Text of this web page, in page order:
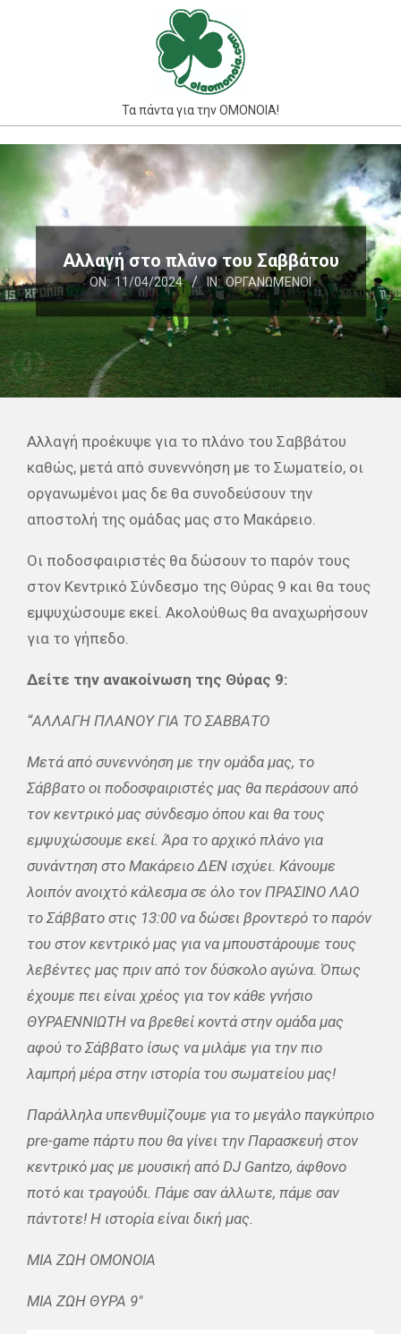
Τα πάντα για την ΟΜΟΝΟΙΑ!
Navigation
Menu
Αλλαγή στο πλάνο του Σαββάτου
ON: 11/04/2024 IN: ΟΡΓΑΝΩΜΈΝΟΙ
Αλλαγή προέκυψε για το πλάνο του Σαββάτου
καθώς, μετά από συνεννόηση με το Σωματείο, οι
οργανωμένοι μας δε θα συνοδεύσουν την
αποστολή της ομάδας μας στο Μακάρειο.
Οι ποδοσφαιριστές θα δώσουν το παρόν τους
στον Κεντρικό Σύνδεσμο της Θύρας 9 και θα τους
εμψυχώσουμε εκεί. Ακολούθως θα αναχωρήσουν
για το γήπεδο.
Δείτε την ανακοίνωση της Θύρας 9:
“ΑΛΛΑΓΗ ΠΛΑΝΟΥ ΓΙΑ ΤΟ ΣΑΒΒΑΤΟ
Μετά από συνεννόηση με την ομάδα μας, το
Σάββατο οι ποδοσφαιριστές μας θα περάσουν από
τον κεντρικό μας σύνδεσμο όπου και θα τους
εμψυχώσουμε εκεί. Άρα το αρχικό πλάνο για
συνάντηση στο Μακάρειο ΔΕΝ ισχύει. Κάνουμε
λοιπόν ανοιχτό κάλεσμα σε όλο τον ΠΡΑΣΙΝΟ ΛΑΟ
το Σάββατο στις 13:00 να δώσει βροντερό το παρόν
του στον κεντρικό μας για να μπουστάρουμε τους
λεβέντες μας πριν από τον δύσκολο αγώνα. Όπως
έχουμε πει είναι χρέος για τον κάθε γνήσιο
ΘΥΡΑΕΝΝΙΩΤΗ να βρεθεί κοντά στην ομάδα μας
αφού το Σάββατο ίσως να μιλάμε για την πιο
λαμπρή μέρα στην ιστορία του σωματείου μας!
Παράλληλα υπενθυμίζουμε για το μεγάλο παγκύπριο
pre-game πάρτυ που θα γίνει την Παρασκευή στον
κεντρικό μας με μουσική από DJ Gantzo, άφθονο
ποτό και τραγούδι. Πάμε σαν άλλωτε, πάμε σαν
πάντοτε! Η ιστορία είναι δική μας.
ΜΙΑ ΖΩΗ ΟΜΟΝΟΙΑ
ΜΙΑ ΖΩΗ ΘΥΡΑ 9″